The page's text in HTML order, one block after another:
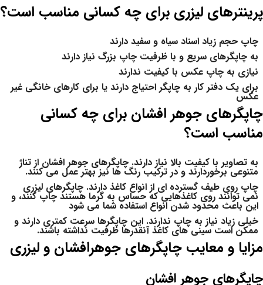
پرینترهای لیزری برای چه کسانی مناسب است؟
چاپ حجم زیاد اسناد سیاه و سفید دارند
به چاپگرهای سریع و با ظرفیت چاپ بزرگ نیاز دارند
نیازی به چاپ عکس با کیفیت ندارند
برای یک دفتر کار به چاپگر احتیاج دارند یا برای کارهای خانگی غیر
عکس
چاپگرهای جوهر افشان برای چه کسانی
مناسب است؟
به تصاویر با کیفیت بالا نیاز دارند. چاپگرهای جوهر افشان از تناژ
متنوعی برخوردارند و در ترکیب رنگ ها نیز بهتر عمل می کنند.
چاپ روی طیف گسترده ای از انواع کاغذ دارند. چاپگرهای لیزری
نمی توانند روی کاغذهایی که حساس به گرما هستند چاپ کنند، و
این باعث محدود شدن انواع استفاده شما می شود
خیلی زیاد نیاز به چاپ ندارند. این چاپگرها سرعت کمتری دارند و
ممکن است سینی های کاغذ آنقدرها ظرفیت نداشته باشند.
مزایا و معایب چاپگرهای جوهرافشان و لیزری
چاپگرهای جوهر افشان